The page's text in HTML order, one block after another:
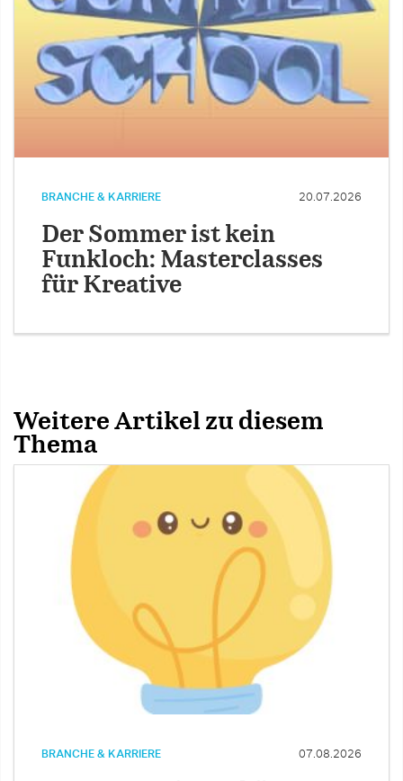
BRANCHE & KARRIERE 20.07.2026
Der Sommer ist kein
Funkloch: Masterclasses
für Kreative
Weitere Artikel zu diesem
Thema
BRANCHE & KARRIERE 07.08.2026